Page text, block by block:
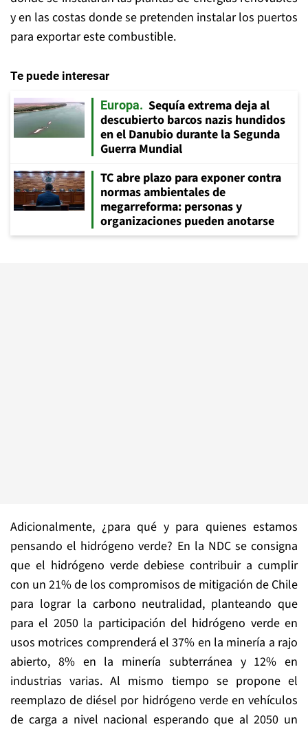
y en las costas donde se pretenden instalar los puertos
para exportar este combustible.
Te puede interesar
Europa
Sequía extrema deja al
descubierto barcos nazis hundidos
en el Danubio durante la Segunda
Guerra Mundial
TC abre plazo para exponer contra
normas ambientales de
megarreforma: personas y
organizaciones pueden anotarse
Adicionalmente, ¿para qué y para quienes estamos
pensando el hidrógeno verde? En la NDC se consigna
que el hidrógeno verde debiese contribuir a cumplir
con un 21% de los compromisos de mitigación de Chile
para lograr la carbono neutralidad, planteando que
para el 2050 la participación del hidrógeno verde en
usos motrices comprenderá el 37% en la minería a rajo
abierto, 8% en la minería subterránea y 12% en
industrias varias. Al mismo tiempo se propone el
reemplazo de diésel por hidrógeno verde en vehículos
de carga a nivel nacional esperando que al 2050 un